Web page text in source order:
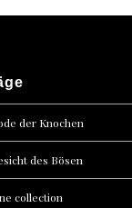
der Knochen
des Bösen
collection